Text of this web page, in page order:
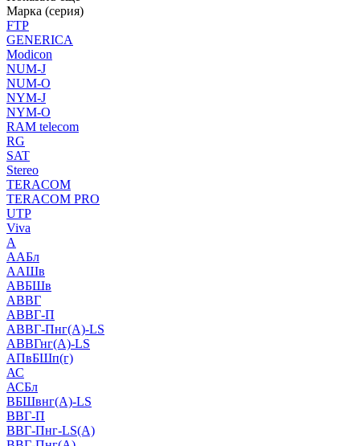
Марка (серия)
FTP
GENERICA
Modicon
NUM-J
NUM-O
NYM-J
NYM-O
RAM telecom
RG
SAT
Stereo
TERACOM
TERACOM PRO
UTP
Viva
А
ААБл
ААШв
АВБШв
АВВГ
АВВГ-П
АВВГ-Пнг(А)-LS
АВВГнг(А)-LS
АПвБШп(г)
АС
АСБл
ВБШвнг(А)-LS
ВВГ-П
ВВГ-Пнг-LS(А)